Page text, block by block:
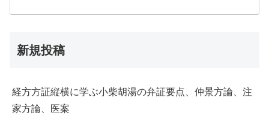
新規投稿
経方方証縦横に学ぶ小柴胡湯の弁証要点、仲景方論、注
家方論、医案